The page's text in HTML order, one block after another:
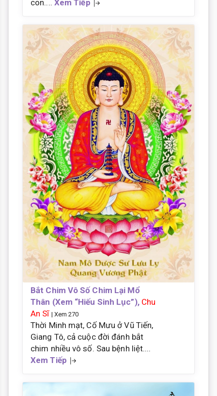
con.... Xem Tiếp
Bắt Chim Vô Số Chim Lại Mổ
Thân (Xem “Hiếu Sinh Lục”), Chu
An Sĩ | Xem 270
Thời Minh mạt, Cố Mưu ở Vũ Tiến,
Giang Tô, cả cuộc đời đánh bắt
chim nhiều vô số. Sau bệnh liệt....
Xem Tiếp